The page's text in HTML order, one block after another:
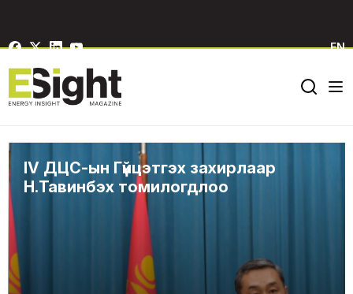
EN
IV ДЦС-ын Гүйцэтгэх захирлаар
Н.Тавинбэх томилогдлоо